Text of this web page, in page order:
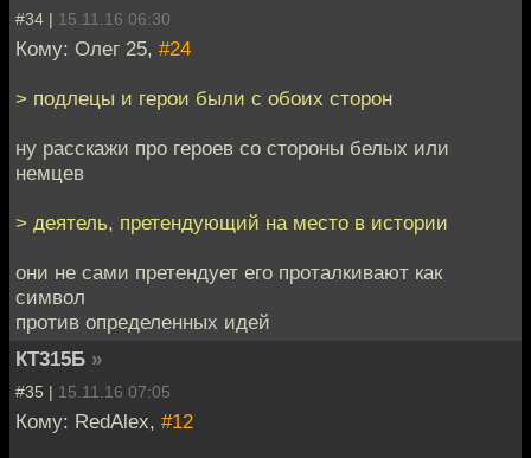
#34 | 15.11.16 06:30
Кому: Олег 25, #24
> подлецы и герои были с обоих сторон
ну расскажи про героев со стороны белых или
немцев
> деятель, претендующий на место в истории
они не сами претендует его проталкивают как
символ
против определенных идей
КТ315Б »
#35 | 15.11.16 07:05
Кому: RedAlex, #12